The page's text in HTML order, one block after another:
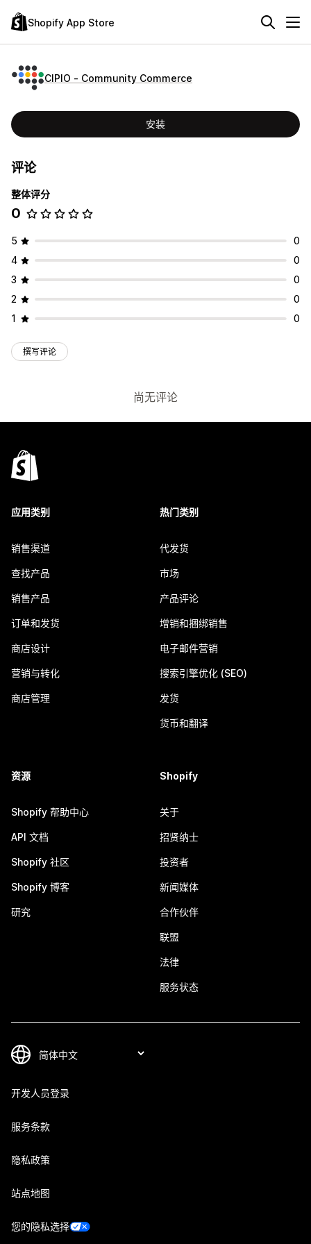
Shopify App Store
CIPIO ‑ Community Commerce
安装
评论
整体评分
0
5
0
4
0
3
0
2
0
1
0
撰写评论
尚无评论
应用类别
销售渠道
查找产品
销售产品
订单和发货
商店设计
营销与转化
商店管理
热门类别
代发货
市场
产品评论
增销和捆绑销售
电子邮件营销
搜索引擎优化 (SEO)
发货
货币和翻译
资源
Shopify 帮助中心
API 文档
Shopify 社区
Shopify 博客
研究
Shopify
关于
招贤纳士
投资者
新闻媒体
合作伙伴
联盟
法律
服务状态
开发人员登录
服务条款
隐私政策
站点地图
您的隐私选择